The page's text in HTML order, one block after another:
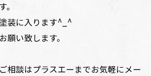
。
装に入ります^_^
願い致します。
相談はプラスエーまでお気軽にメー